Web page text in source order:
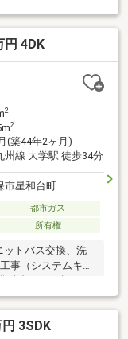
円 4DK
2
2
(築44年2ヶ月)
州線 大学駅 徒歩34分
市星和台町
都市ガス
所有権
ットバス交換、洗
事（システムキッ
紙、床張替）40
キング）250万円
設）200万円●そ
3SDK